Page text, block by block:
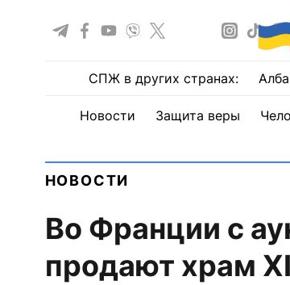
СПЖ в других странах:
Новости Защита веры
НОВОСТИ
Во Франции с
продают храм